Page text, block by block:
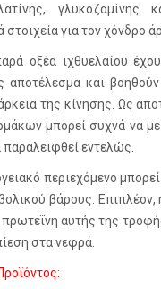
γλυκοζαμίνης
στοιχεία για τον χόνδρο
οξέα ιχθυελαίου
αποτέλεσμα και
της κίνησης. Ως
μπορεί συχνά να
εντελώς.
περιεχόμενο
βάρους. Επιπλέον,
αυτής της
στα νεφρά.